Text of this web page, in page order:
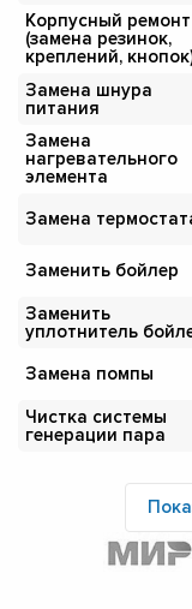
Корпусный ремонт
(замена резинок,
креплений,
Замена шнура
питания
Замена
нагревательного
элемента
Замена
Заменить бойлер
Заменить
уплотнитель
Замена помпы
Чистка системы
генерации пара